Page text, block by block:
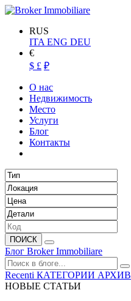
RUS
ITA ENG DEU
€
$ £ ₽
О нас
Недвижимость
Место
Услуги
Блог
Контакты
ПОИСК
Блог Broker Immobiliare
Recenti КАТЕГОРИИ АРХИВ
НОВЫЕ СТАТЬИ